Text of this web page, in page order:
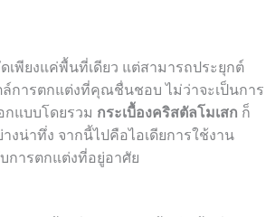
เพียงแค่พื้นที่เดียว แต่สามารถประยุกต์
การตกแต่งที่คุณชื่นชอบ ไม่ว่าจะเป็นการ
กแบบโดยรวม กระเบื้องคริสตัลโมเสก ก็
น่าทึ่ง จากนี้ไปคือไอเดียการใช้งาน
การตกแต่งที่อยู่อาศัย